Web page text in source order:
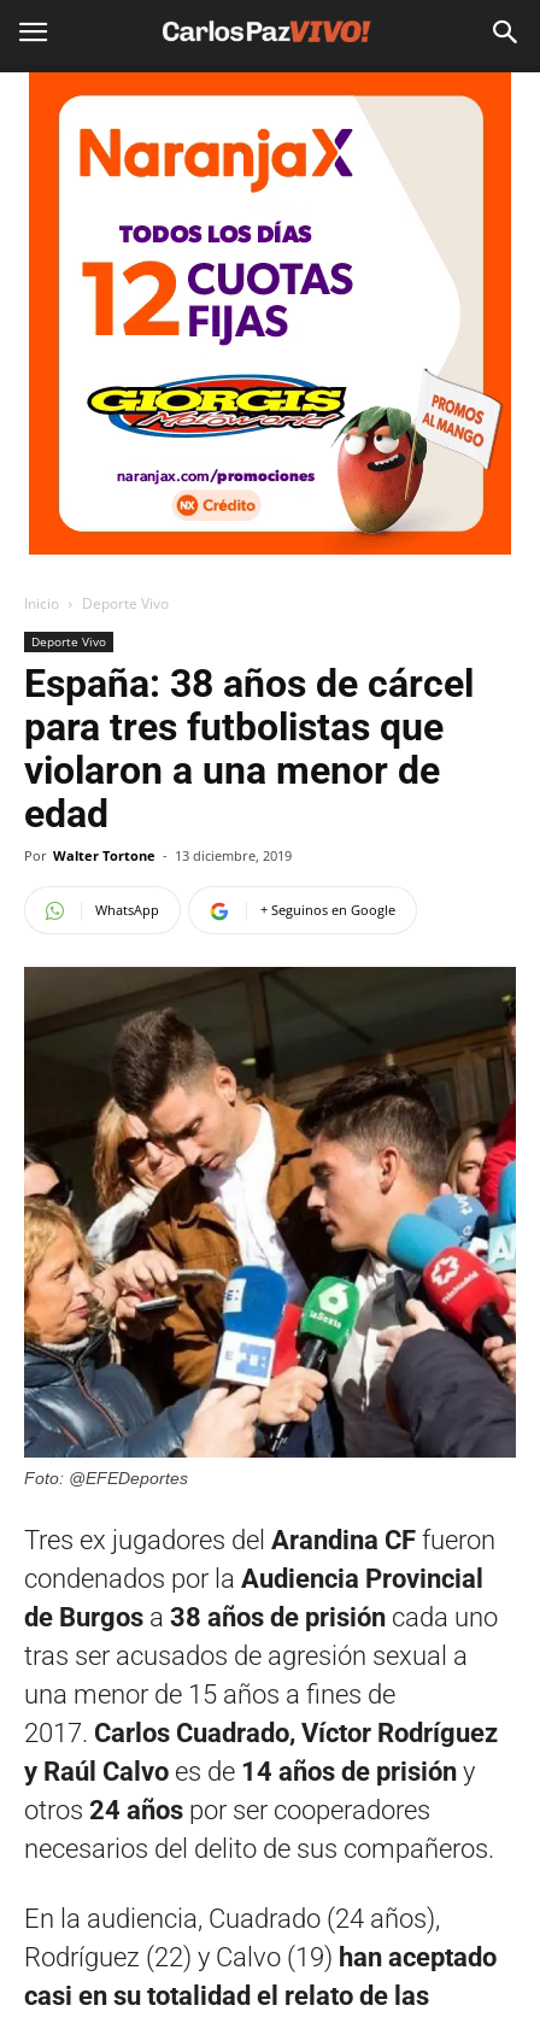
Inicio Deporte Vivo
Deporte Vivo
España: 38 años de cárcel
para tres futbolistas que
violaron a una menor de
edad
Por Walter Tortone - 13 diciembre, 2019
WhatsApp + Seguinos en Google
Foto: @EFEDeportes
Tres ex jugadores del Arandina CF fueron
condenados por la Audiencia Provincial
de Burgos a 38 años de prisión cada uno
tras ser acusados de agresión sexual a
una menor de 15 años a fines de
2017. Carlos Cuadrado, Víctor Rodríguez
y Raúl Calvo es de 14 años de prisión y
otros 24 años por ser cooperadores
necesarios del delito de sus compañeros.
En la audiencia, Cuadrado (24 años),
Rodríguez (22) y Calvo (19) han aceptado
casi en su totalidad el relato de las